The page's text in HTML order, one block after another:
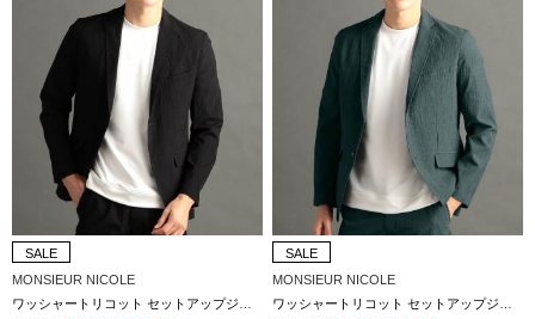
SALE
MONSIEUR NICOLE
SALE
MONSIEUR NICOLE